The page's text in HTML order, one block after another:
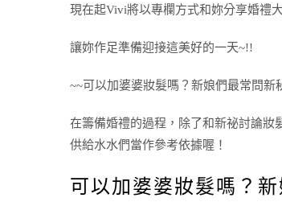
現在起Vivi將以專欄方式和妳分享婚禮
讓妳作足準備迎接這美好的一天~!!
~~可以加婆婆妝髮嗎？新娘們最常問新
在籌備婚禮的過程，除了和新祕討論
供給水水們當作參考依據喔！
可以加婆婆妝髮嗎？